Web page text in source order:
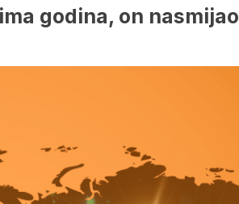
godina, on nasmijao